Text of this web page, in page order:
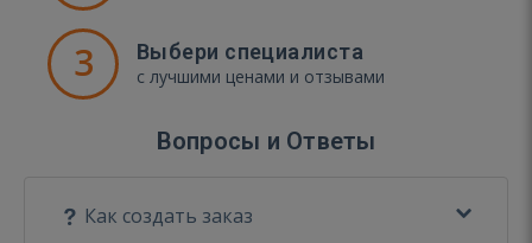
3 Выбери специалиста
с лучшими ценами и отзывами
Вопросы и Ответы
Как создать заказ